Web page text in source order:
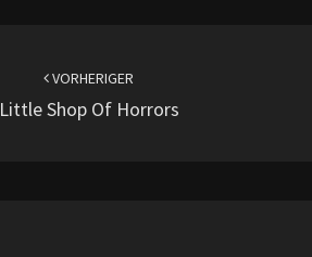
VORHERIGER
Little Shop Of Horrors